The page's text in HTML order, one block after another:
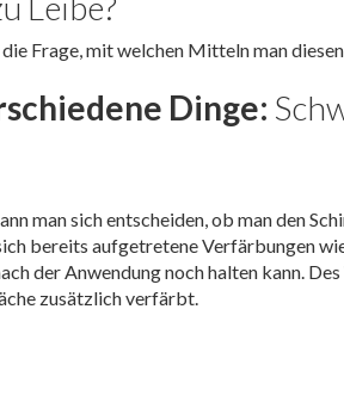
Frage, mit welchen Mitteln man
Dinge:
man sich entscheiden, ob man den
bereits aufgetretene Verfärbungen
der Anwendung noch halten kann.
zusätzlich verfärbt.